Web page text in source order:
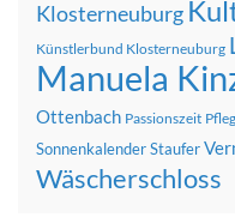
Klosterneuburg
Künstlerbund Klosterneuburg
Manuela
Ottenbach Passionszeit
SonnenkalenderStaufer
Wäscherschloss